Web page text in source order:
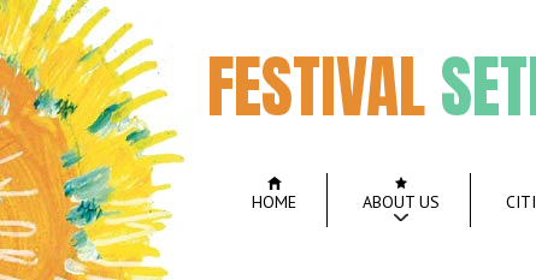
FESTIVAL
HOME ABOUT US